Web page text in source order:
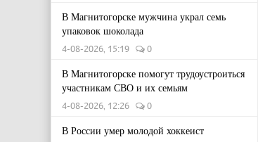
В Магнитогорске мужчина украл семь
упаковок шоколада
4-08-2026, 15:19 0
В Магнитогорске помогут трудоустроиться
участникам СВО и их семьям
4-08-2026, 12:26 0
В России умер молодой хоккеист